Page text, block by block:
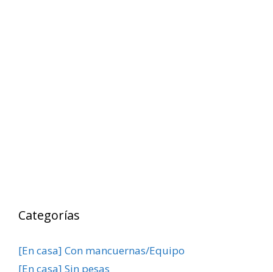
Categorías
[En casa] Con mancuernas/Equipo
[En casa] Sin pesas